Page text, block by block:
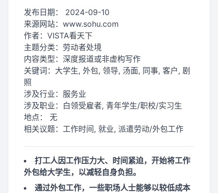
发布日期： 2024-09-10
来源网站： www.sohu.com
作者： VISTA看天下
主题分类： 劳动者处境
内容类型： 深度报道或非虚构写作
关键词： 大学生, 外包, 领导, 汤面, 同事, 客户, 剧
照
涉及行业： 服务业
涉及职业： 白领受雇者, 青年学生/职校/实习生
地点： 无
相关议题： 工作时间, 就业, 派遣劳动/外包工作
打工人因工作压力大、时间紧迫，开始将工作
外包给大学生，以减轻自身负担。
通过外包工作，一些职场人士能够以较低成本